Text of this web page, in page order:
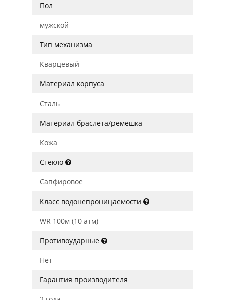
Пол
мужской
Тип механизма
Кварцевый
Материал корпуса
Сталь
Материал браслета/ремешка
Кожа
Стекло
Сапфировое
Класс водонепроницаемости
WR 100м (10 атм)
Противоударные
Нет
Гарантия производителя